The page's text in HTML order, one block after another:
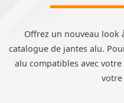
Offrez un nouveau look
catalogue de jantes alu.
alu compatibles avec
votre